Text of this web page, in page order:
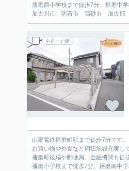
播磨西小学校まで徒歩7分、播磨中学
加古川市 明石市 高砂市 加古郡
中古一戸建
山陽電鉄播磨町駅まで徒歩7分です。
お買い物や外食など周辺施設充実し
播磨町役場や郵便局、金融機関も徒
播磨小学校まで徒歩7分、播磨南中学